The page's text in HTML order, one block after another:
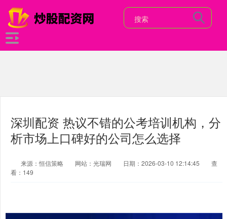
深圳配资 热议不错的公考培训机构，分
析市场上口碑好的公司怎么选择
来源：恒信策略 网站：光瑞网 日期：2026-03-10 12:14:45
查
看：149